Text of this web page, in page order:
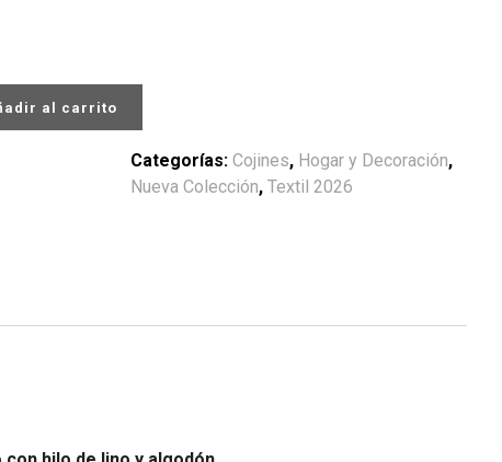
al carrito
Categorías: Cojines, Hogar y Decoración,
Nueva Colección, Textil 2026